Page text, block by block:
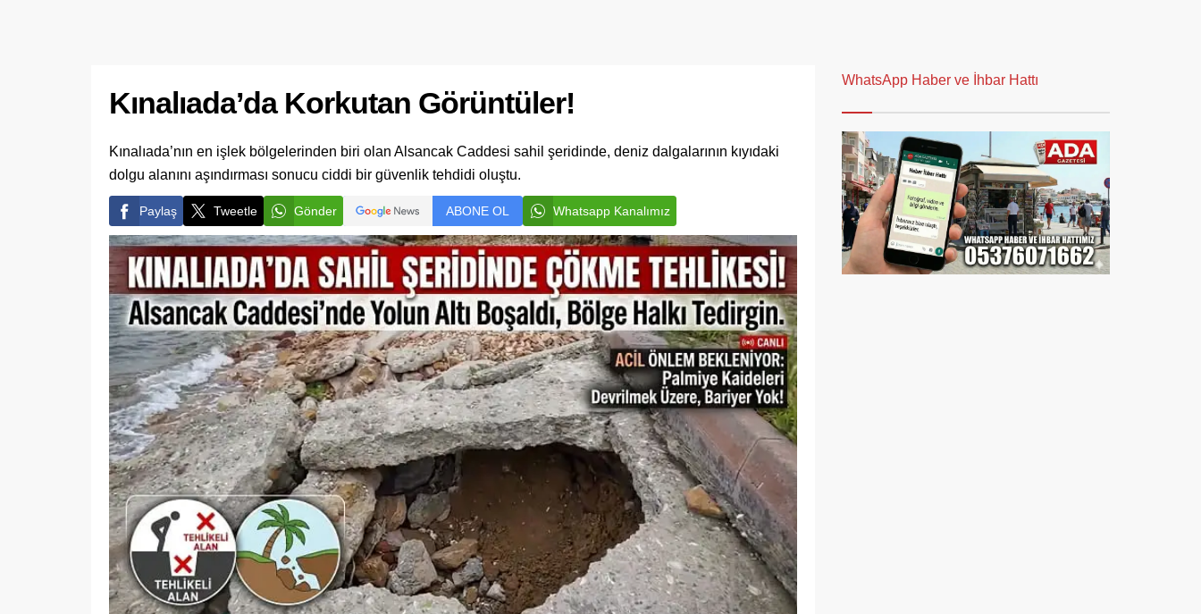
Kınalıada’da Korkutan Görüntüler!
Kınalıada’nın en işlek bölgelerinden biri olan Alsancak Caddesi sahil şeridinde, deniz dalgalarının kıyıdaki
dolgu alanını aşındırması sonucu ciddi bir güvenlik tehdidi oluştu.
Paylaş Tweetle Gönder ABONE OL Whatsapp Kanalımız
WhatsApp Haber ve İhbar Hattı